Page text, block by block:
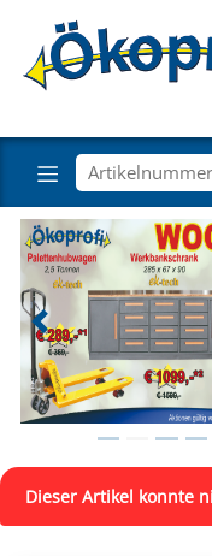
Dieser Artikel konnte